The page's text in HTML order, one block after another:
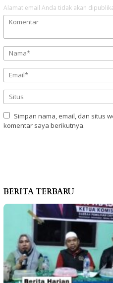
Alamat email Anda tidak akan
Simpan nama, email, dan situs
komentar saya berikutnya.
BERITA TERBARU